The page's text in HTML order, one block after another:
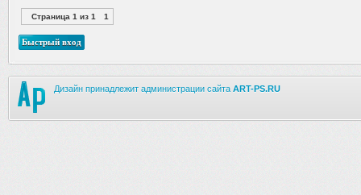
Страница 1 из 1 1
Дизайн принадлежит администрации сайта ART-PS.RU